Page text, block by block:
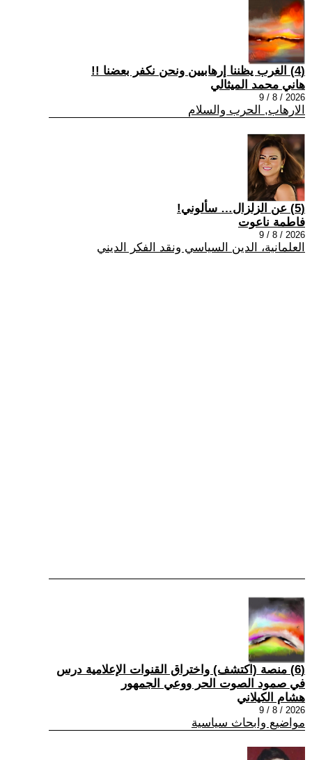
(4) الغرب يظننا إرهابيين ونحن نكفر بعضنا !!
هاني محمد الميثالي
2026 / 8 / 9
الارهاب, الحرب والسلام
(5) عن الزلزال… سألوني!
فاطمة ناعوت
2026 / 8 / 9
العلمانية، الدين السياسي ونقد الفكر الديني
(6) منصة (اكتشف) واختراق القنوات الإعلامية درس
في صمود الصوت الحر ووعي الجمهور
هشام الكيلاني
2026 / 8 / 9
مواضيع وابحاث سياسية